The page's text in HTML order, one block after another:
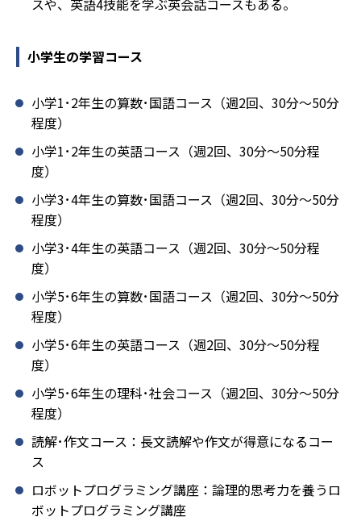
スや、英語4技能を学ぶ英会話コースもある。
小学生の学習コース
小学1･2年生の算数･国語コース（週2回、30分～50分
程度）
小学1･2年生の英語コース（週2回、30分～50分程
度）
小学3･4年生の算数･国語コース（週2回、30分～50分
程度）
小学3･4年生の英語コース（週2回、30分～50分程
度）
小学5･6年生の算数･国語コース（週2回、30分～50分
程度）
小学5･6年生の英語コース（週2回、30分～50分程
度）
小学5･6年生の理科･社会コース（週2回、30分～50分
程度）
読解･作文コース：長文読解や作文が得意になるコー
ス
ロボットプログラミング講座：論理的思考力を養うロ
ボットプログラミング講座